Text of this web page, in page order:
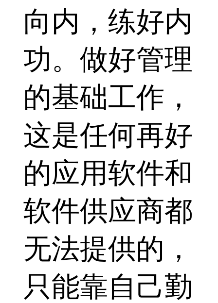
向内，练好内
功。做好管理
的基础工作，
这是任何再好
的应用软件和
软件供应商都
无法提供的，
只能靠自己勤